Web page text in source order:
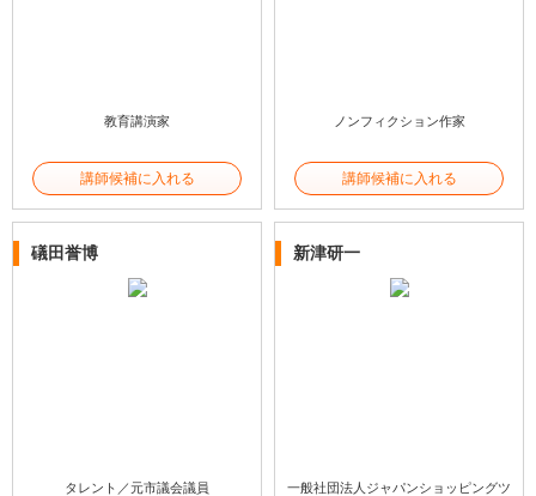
教育講演家
講師候補に入れる
ノンフィクション作家
講師候補に入れる
礒田誉博
タレント／元市議会議員
新津研一
一般社団法人ジャパンショッピングツ